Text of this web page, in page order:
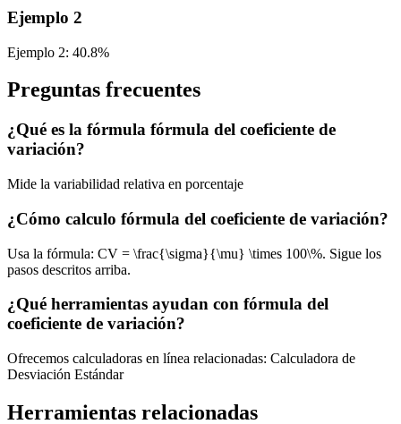
Ejemplo 2
Ejemplo 2: 40.8%
Preguntas frecuentes
¿Qué es la fórmula fórmula del coeficiente de
variación?
Mide la variabilidad relativa en porcentaje
¿Cómo calculo fórmula del coeficiente de variación?
Usa la fórmula: CV = \frac{\sigma}{\mu} \times 100\%. Sigue los
pasos descritos arriba.
¿Qué herramientas ayudan con fórmula del
coeficiente de variación?
Ofrecemos calculadoras en línea relacionadas: Calculadora de
Desviación Estándar
Herramientas relacionadas